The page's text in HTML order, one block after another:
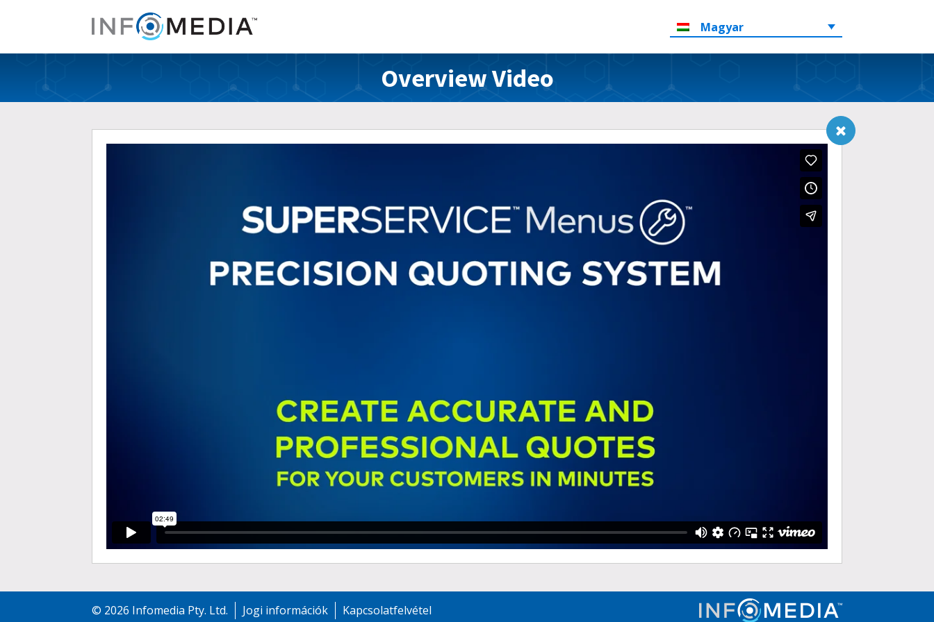
Magyar
Overview Video
© 2026 Infomedia Pty. Ltd. Jogi információk Kapcsolatfelvétel